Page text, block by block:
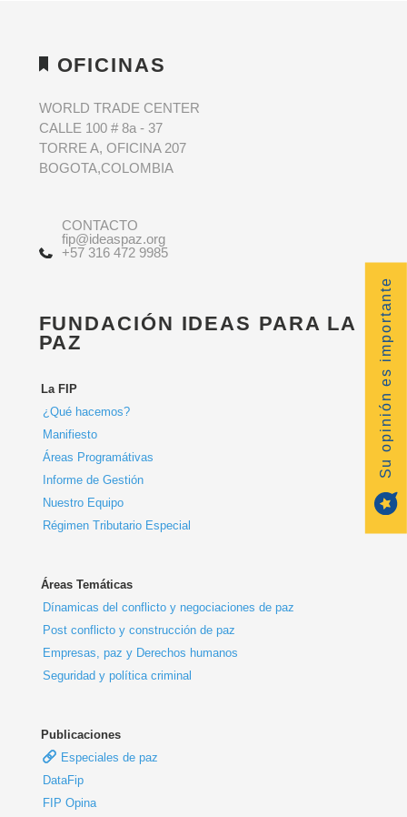
OFICINAS
WORLD TRADE CENTER
CALLE 100 # 8a - 37
TORRE A, OFICINA 207
BOGOTA,COLOMBIA
CONTACTO
fip@ideaspaz.org
+57 316 472 9985
FUNDACIÓN IDEAS PARA LA
PAZ
La FIP
¿Qué hacemos?
Manifiesto
Áreas Programátivas
Informe de Gestión
Nuestro Equipo
Régimen Tributario Especial
Áreas Temáticas
Dínamicas del conflicto y negociaciones de paz
Post conflicto y construcción de paz
Empresas, paz y Derechos humanos
Seguridad y política criminal
Publicaciones
Especiales de paz
DataFip
FIP Opina
Su opinión es importante